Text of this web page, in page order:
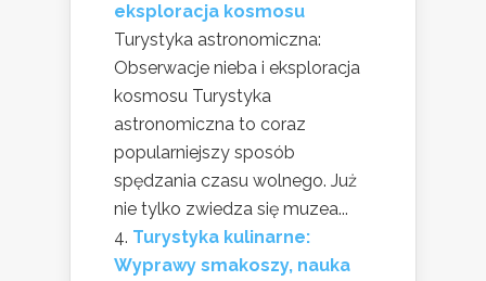
eksploracja kosmosu
Turystyka astronomiczna:
Obserwacje nieba i eksploracja
kosmosu Turystyka
astronomiczna to coraz
popularniejszy sposób
spędzania czasu wolnego. Już
nie tylko zwiedza się muzea...
Turystyka kulinarne:
Wyprawy smakoszy, nauka